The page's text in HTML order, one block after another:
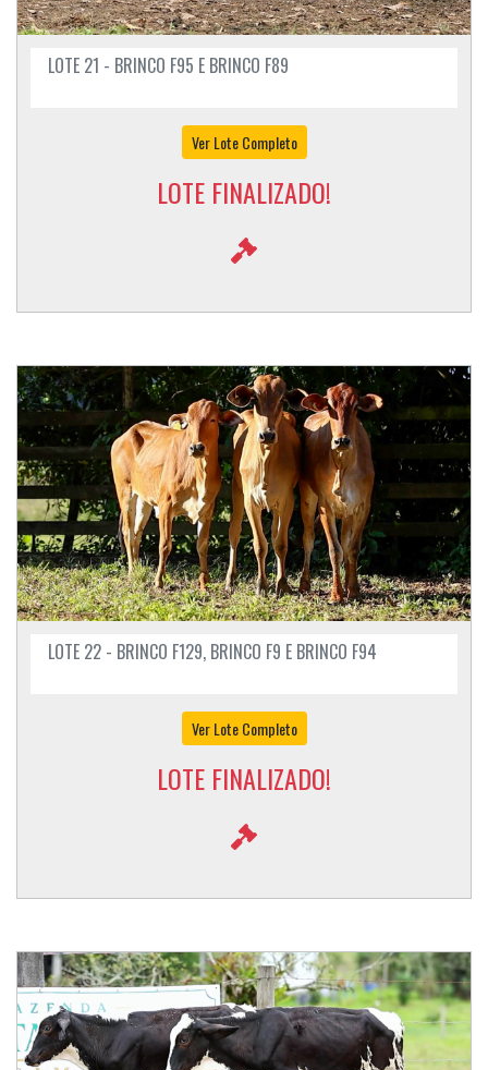
LOTE 21 - BRINCO F95 E BRINCO F89
Ver Lote Completo
LOTE FINALIZADO!
LOTE 22 - BRINCO F129, BRINCO F9 E BRINCO F94
Ver Lote Completo
LOTE FINALIZADO!